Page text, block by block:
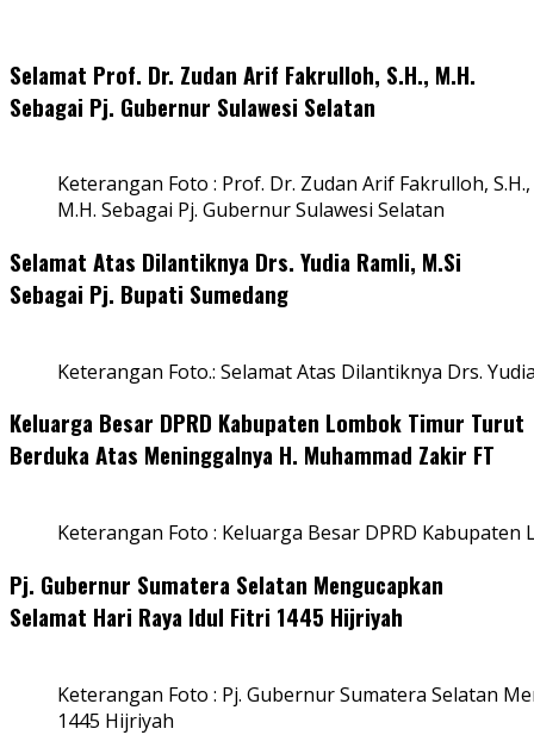
Selamat Prof. Dr. Zudan Arif Fakrulloh, S.H., M.H.
Sebagai Pj. Gubernur Sulawesi Selatan
Keterangan Foto : Prof. Dr. Zudan Arif Fakrulloh, S.H.,
M.H. Sebagai Pj. Gubernur Sulawesi Selatan
Selamat Atas Dilantiknya Drs. Yudia Ramli, M.Si
Sebagai Pj. Bupati Sumedang
Keterangan Foto.: Selamat Atas Dilantiknya Drs.
Keluarga Besar DPRD Kabupaten Lombok Timur Turut
Berduka Atas Meninggalnya H. Muhammad Zakir FT
Keterangan Foto : Keluarga Besar DPRD
Pj. Gubernur Sumatera Selatan Mengucapkan
Selamat Hari Raya Idul Fitri 1445 Hijriyah
Keterangan Foto : Pj. Gubernur Sumatera Selatan
1445 Hijriyah